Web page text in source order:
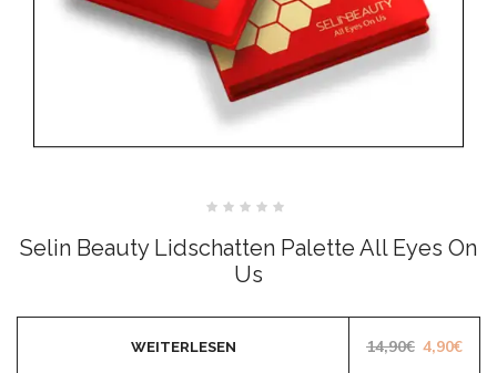
0
von
Selin Beauty Lidschatten Palette All Eyes On
Us
14,90€ 4,90€
WEITERLESEN